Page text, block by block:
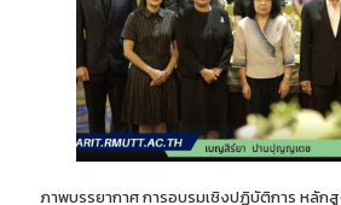
ภาพบรรยากาศ การอบรมเชิงปฏิบัติการ หลั